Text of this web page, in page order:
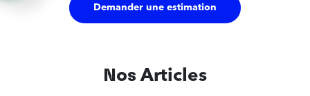
Demander une estimation
Nos Articles